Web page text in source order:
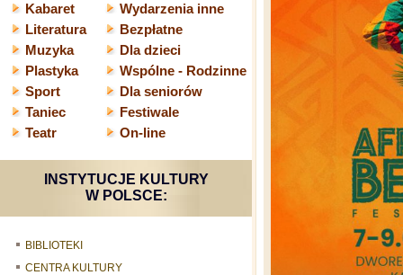
Kabaret
Wydarzenia inne
Literatura
Bezpłatne
Muzyka
Dla dzieci
Plastyka
Wspólne - Rodzinne
Sport
Dla seniorów
Taniec
Festiwale
Teatr
On-line
INSTYTUCJE KULTURY
W POLSCE:
BIBLIOTEKI
CENTRA KULTURY